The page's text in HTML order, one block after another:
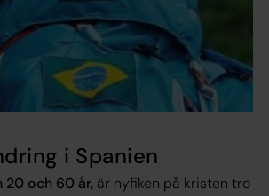
i Spanien
20 och 60 år, är nyfiken på kristen tro